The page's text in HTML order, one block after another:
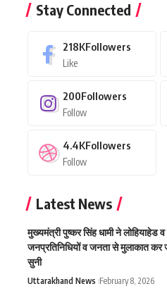
Stay Connected
218KFollowers
Like
200Followers
Follow
4.4KFollowers
Follow
Latest News
मुख्यमंत्री पुष्कर सिंह धामी ने लोहियाहेड
जनप्रतिनिधियों व जनता से मुलाकात कर
सुनी
Uttarakhand News February 8, 2026